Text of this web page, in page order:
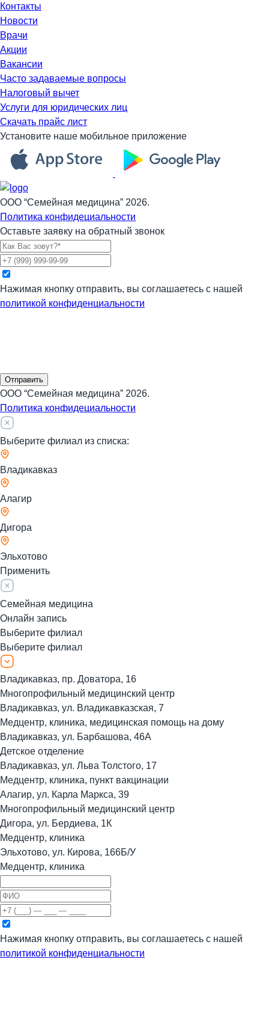
Контакты
Новости
Врачи
Акции
Вакансии
Часто задаваемые вопросы
Налоговый вычет
Услуги для юридических лиц
Скачать прайс лист
Установите наше мобильное приложение
ООО “Семейная медицина” 2026.
Политика конфидециальности
Оставьте заявку на обратный звонок
Нажимая кнопку отправить, вы соглашаетесь с нашей
политикой конфиденциальности
Отправить
ООО “Семейная медицина” 2026.
Политика конфидециальности
Выберите филиал из списка:
Владикавказ
Алагир
Дигора
Эльхотово
Применить
Семейная медицина
Онлайн запись
Выберите филиал
Выберите филиал
Владикавказ, пр. Доватора, 16
Многопрофильный медицинский центр
Владикавказ, ул. Владикавказская, 7
Медцентр, клиника, медицинская помощь на дому
Владикавказ, ул. Барбашова, 46А
Детское отделение
Владикавказ, ул. Льва Толстого, 17
Медцентр, клиника, пункт вакцинации
Алагир, ул. Карла Маркса, 39
Многопрофильный медицинский центр
Дигора, ул. Бердиева, 1К
Медцентр, клиника
Эльхотово, ул. Кирова, 166Б/У
Медцентр, клиника
Нажимая кнопку отправить, вы соглашаетесь с нашей
политикой конфиденциальности